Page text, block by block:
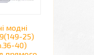
модні
25)
40)